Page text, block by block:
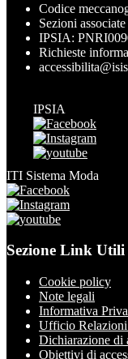
Codice
Sezioni
IPSIA:
Richieste
IPSIA
ITI Sistema Moda
Sezione Link Utili
Cookie policy
Note legali
Informativa
Ufficio
Dichiarazione di
Obiettivi di